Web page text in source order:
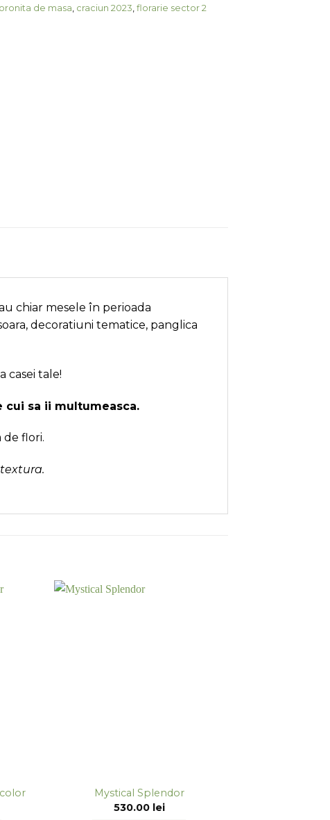
de masa craciun 2023 florarie sector 2
chiar mesele în perioada
decoratiuni tematice, panglica
casei tale!
sa ii multumeasca.
flori.
Mystical Splendor
530.00 lei